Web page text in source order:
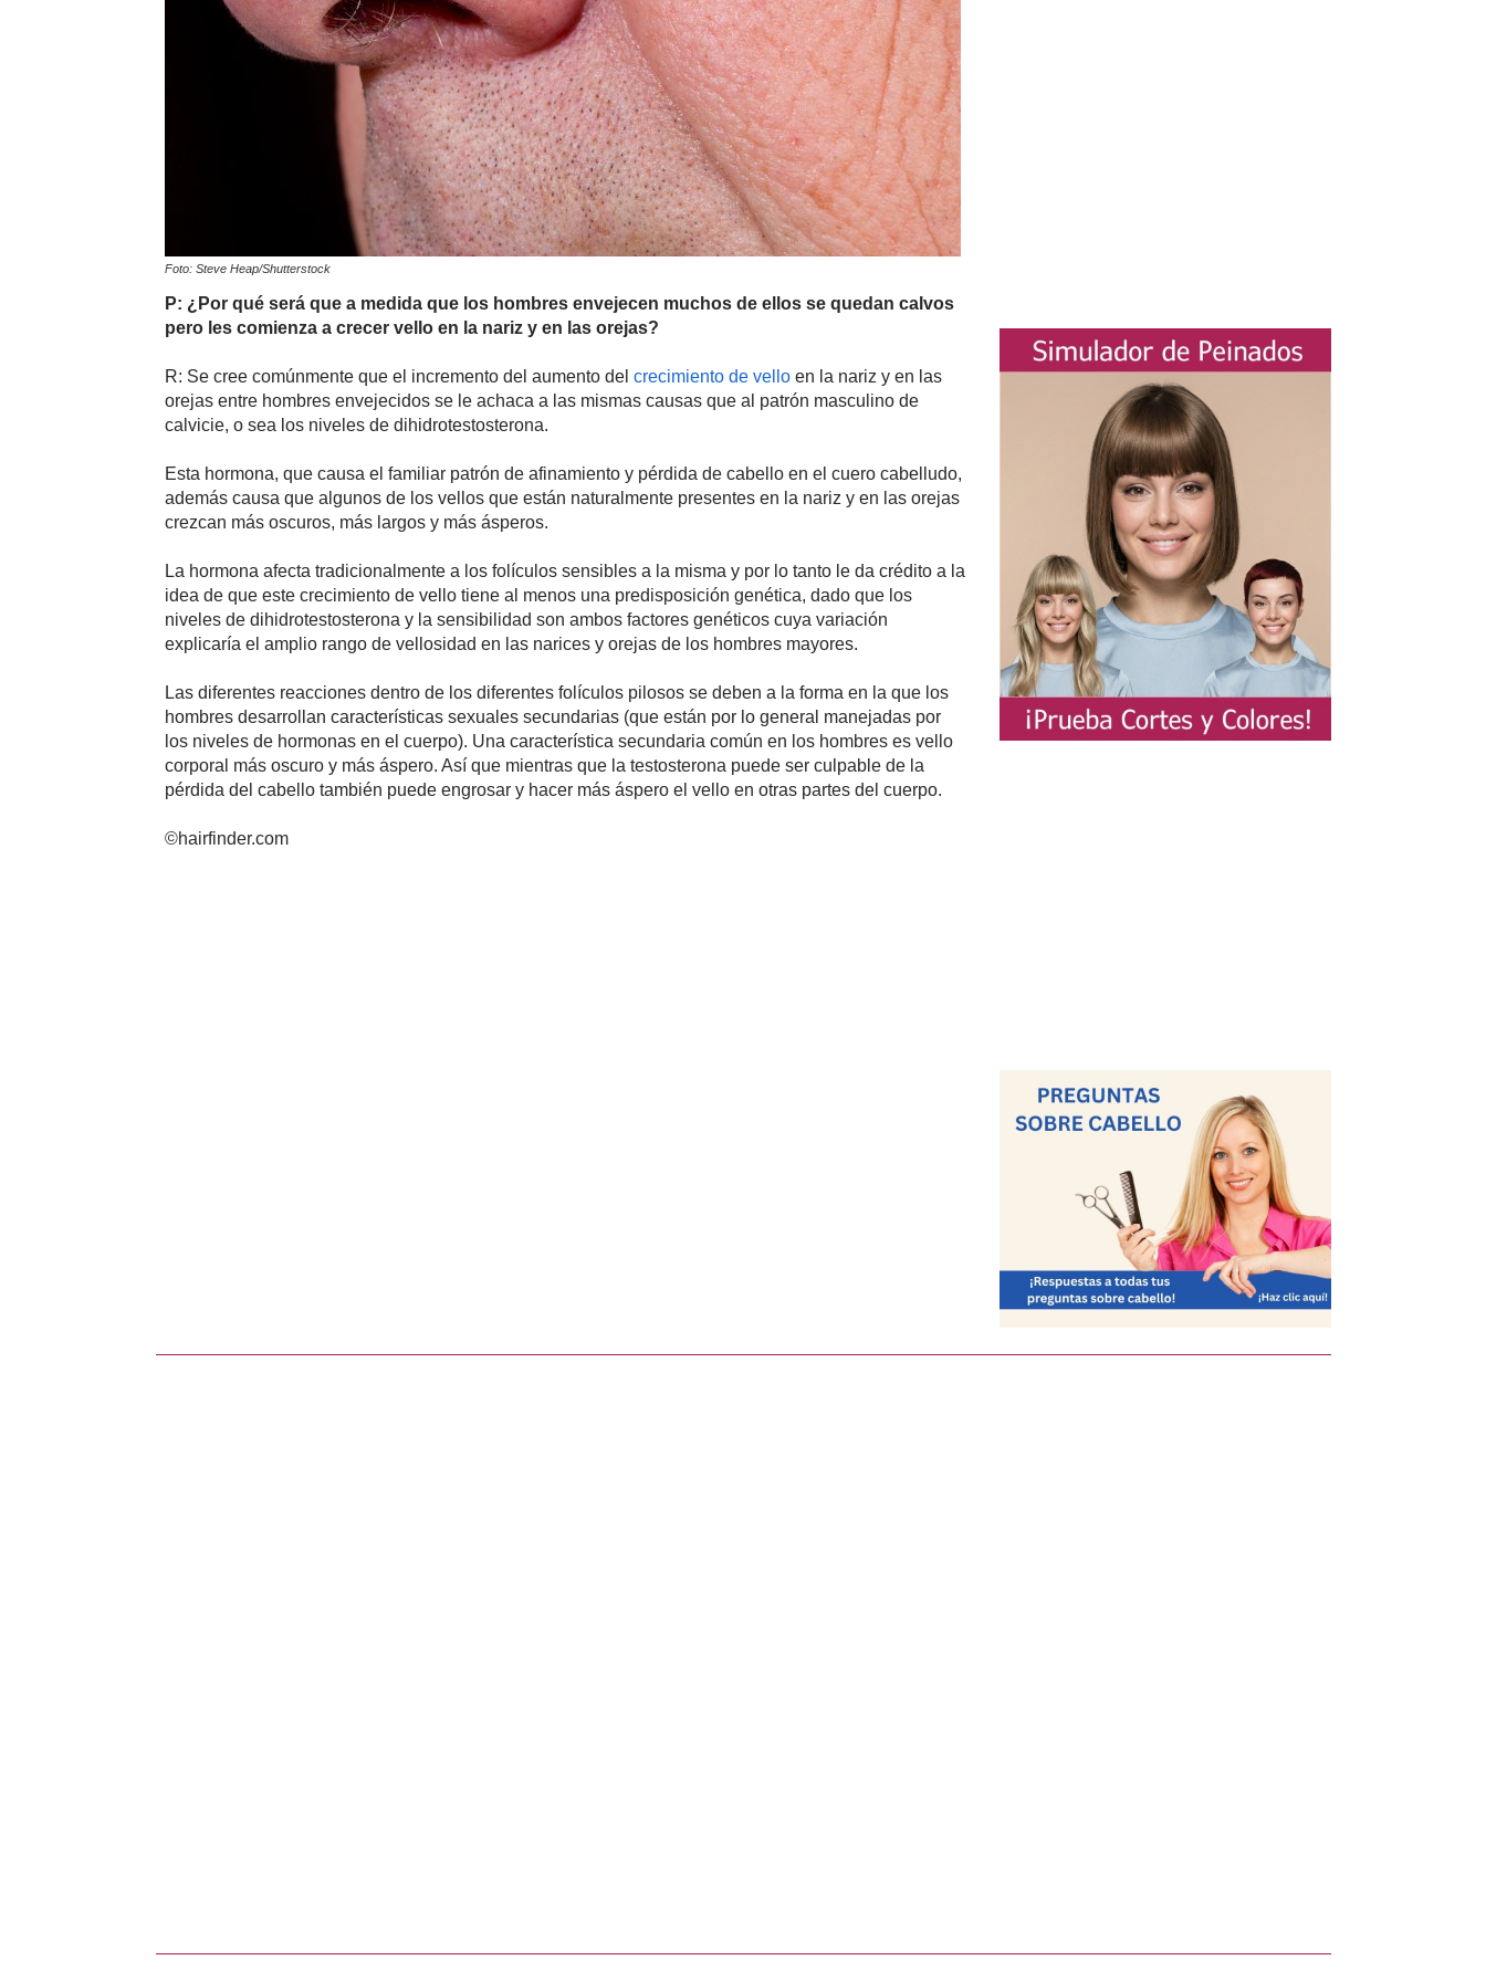
Foto: Steve Heap/Shutterstock
P: ¿Por qué será que a medida que los hombres envejecen muchos de ellos se quedan calvos
pero les comienza a crecer vello en la nariz y en las orejas?
R: Se cree comúnmente que el incremento del aumento del crecimiento de velloen la nariz y en las
orejas entre hombres envejecidos se le achaca a las mismas causas que al patrón masculino de
calvicie, o sea los niveles de dihidrotestosterona.
Esta hormona, que causa el familiar patrón de afinamiento y pérdida de cabello en el cuero cabelludo,
además causa que algunos de los vellos que están naturalmente presentes en la nariz y en las orejas
crezcan más oscuros, más largos y más ásperos.
La hormona afecta tradicionalmente a los folículos sensibles a la misma y por lo tanto le da crédito a la
idea de que este crecimiento de vello tiene al menos una predisposición genética, dado que los
niveles de dihidrotestosterona y la sensibilidad son ambos factores genéticos cuya variación
explicaría el amplio rango de vellosidad en las narices y orejas de los hombres mayores.
Las diferentes reacciones dentro de los diferentes folículos pilosos se deben a la forma en la que los
hombres desarrollan características sexuales secundarias (que están por lo general manejadas por
los niveles de hormonas en el cuerpo). Una característica secundaria común en los hombres es vello
corporal más oscuro y más áspero. Así que mientras que la testosterona puede ser culpable de la
pérdida del cabello también puede engrosar y hacer más áspero el vello en otras partes del cuerpo.
©hairfinder.com